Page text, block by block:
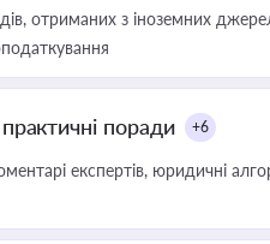
отриманих з іноземних
поради +6
експертів, юридичні